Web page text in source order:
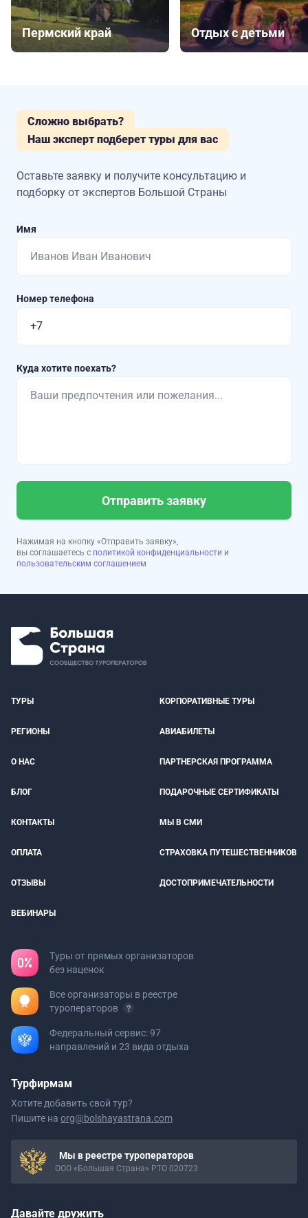
Пермский край Отдых с детьми
Сложно выбрать?
Наш эксперт подберет туры для вас
Оставьте заявку и получите консультацию и
подборку от экспертов Большой Страны
Имя
Номер телефона
Куда хотите поехать?
Отправить заявку
Нажимая на кнопку «Отправить заявку»,
вы соглашаетесь с политикой конфиденциальности и
пользовательским соглашением
ТУРЫ КОРПОРАТИВНЫЕ ТУРЫ
РЕГИОНЫ АВИАБИЛЕТЫ
О НАС ПАРТНЕРСКАЯ ПРОГРАММА
БЛОГ ПОДАРОЧНЫЕ СЕРТИФИКАТЫ
КОНТАКТЫ МЫ В СМИ
ОПЛАТА СТРАХОВКА ПУТЕШЕСТВЕННИКОВ
ОТЗЫВЫ ДОСТОПРИМЕЧАТЕЛЬНОСТИ
ВЕБИНАРЫ
Туры от прямых организаторов
без наценок
Все организаторы в реестре
туроператоров
Федеральный сервис: 97
направлений и 23 вида отдыха
Турфирмам
Хотите добавить свой тур?
Пишите на org@bolshayastrana.com
Мы в реестре туроператоров
ООО «Большая Страна» РТО 020723
Давайте дружить